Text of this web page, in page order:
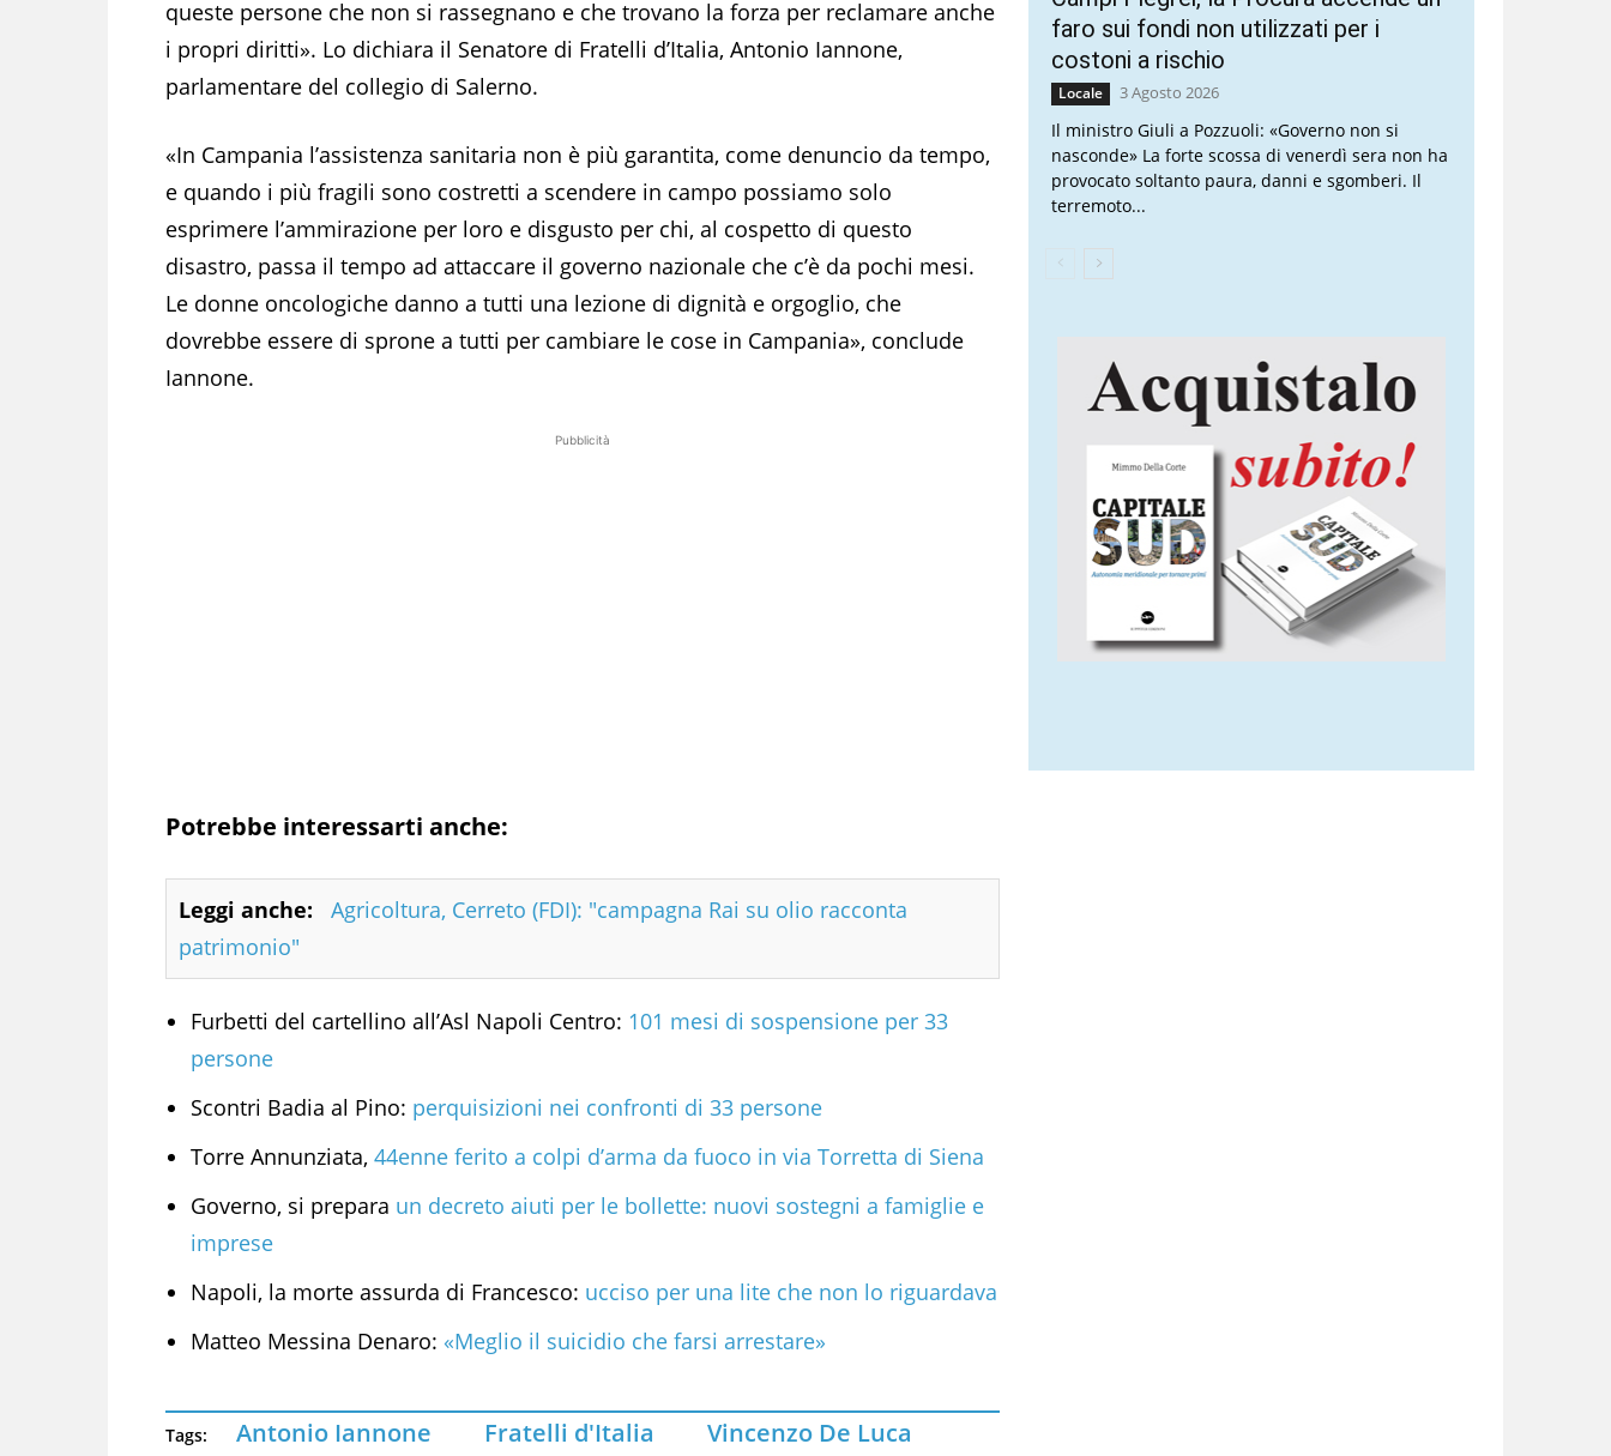
queste persone che non si rassegnano e che trovano la forza per reclamare anche
i propri diritti». Lo dichiara il Senatore di Fratelli d’Italia, Antonio Iannone,
parlamentare del collegio di Salerno.
«In Campania l’assistenza sanitaria non è più garantita, come denuncio da tempo,
e quando i più fragili sono costretti a scendere in campo possiamo solo
esprimere l’ammirazione per loro e disgusto per chi, al cospetto di questo
disastro, passa il tempo ad attaccare il governo nazionale che c’è da pochi mesi.
Le donne oncologiche danno a tutti una lezione di dignità e orgoglio, che
dovrebbe essere di sprone a tutti per cambiare le cose in Campania», conclude
Iannone.
Pubblicità
Potrebbe interessarti anche:
Leggi anche:
Agricoltura, Cerreto (FDI): "campagna Rai su olio racconta
patrimonio"
Furbetti del cartellino all’Asl Napoli Centro: 101 mesi di sospensione per 33
persone
Scontri Badia al Pino: perquisizioni nei confronti di 33 persone
Torre Annunziata, 44enne ferito a colpi d’arma da fuoco in via Torretta di Siena
Governo, si prepara un decreto aiuti per le bollette: nuovi sostegni a famiglie e
imprese
Napoli, la morte assurda di Francesco: ucciso per una lite che non lo riguardava
Matteo Messina Denaro: «Meglio il suicidio che farsi arrestare»
Tags: Antonio Iannone Fratelli d'Italia Vincenzo De Luca
faro sui fondi non utilizzati per i
costoni a rischio
Locale 3 Agosto 2026
Il ministro Giuli a Pozzuoli: «Governo non si
nasconde» La forte scossa di venerdì sera non ha
provocato soltanto paura, danni e sgomberi. Il
terremoto...